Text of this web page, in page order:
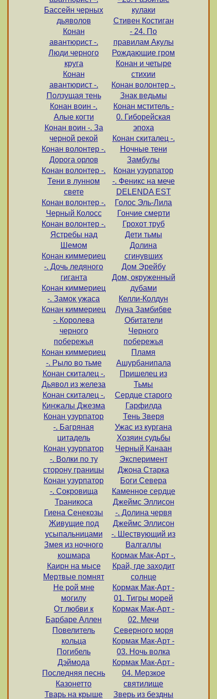
Бассейн черных
дьяволов
Конан
авантюрист -.
Люди черного
круга
Конан
авантюрист -.
Ползущая тень
Конан воин -.
Алые когти
Конан воин -. За
черной рекой
Конан волонтер -.
Дорога орлов
Конан волонтер -.
Тени в лунном
свете
Конан волонтер -.
Черный Колосс
Конан волонтер -.
Ястребы над
Шемом
Конан киммериец
-. Дочь ледяного
гиганта
Конан киммериец
-. Замок ужаса
Конан киммериец
-. Королева
черного
побережья
Конан киммериец
-. Рыло во тьме
Конан скиталец -.
Дьявол из железа
Конан скиталец -.
Кинжалы Джезма
Конан узурпатор
-. Багряная
цитадель
Конан узурпатор
-. Волки по ту
сторону границы
Конан узурпатор
-. Сокровища
Траникоса
Гиена Сенекозы
Живущие под
усыпальницами
Змея из ночного
кошмара
Каирн на мысе
Мертвые помнят
Не рой мне
могилу
От любви к
Барбаре Аллен
Повелитель
кольца
Погибель
Дэймода
Последняя песнь
Казонетто
Тварь на крыше
кулаки
Стивен Костиган
- 24. По
правилам Акулы
Рождающие гром
Конан и четыре
стихии
Конан волонтер -.
Знак ведьмы
Конан мститель -
0. Гиборейская
эпоха
Конан скиталец -.
Ночные тени
Замбулы
Конан узурпатор
-. Феникс на мече
DELENDA EST
Голос Эль-Лила
Гончие смерти
Грохот труб
Дети тьмы
Долина
сгинувших
Дом Эрейбу
Дом, окруженный
дубами
Келли-Колдун
Луна Замбибве
Обитатели
Черного
побережья
Пламя
Ашурбанипала
Пришелец из
Тьмы
Сердце старого
Гарфилда
Тень Зверя
Ужас из кургана
Хозяин судьбы
Черный Канаан
Эксперимент
Джона Старка
Боги Севера
Каменное сердце
Джеймс Эллисон
-. Долина червя
Джеймс Эллисон
-. Шествующий из
Валгаллы
Кормак Мак-Арт -.
Край, где заходит
солнце
Кормак Мак-Арт -
01. Тигры морей
Кормак Мак-Арт -
02. Мечи
Северного моря
Кормак Мак-Арт -
03. Ночь волка
Кормак Мак-Арт -
04. Мерзкое
святилище
Зверь из бездны